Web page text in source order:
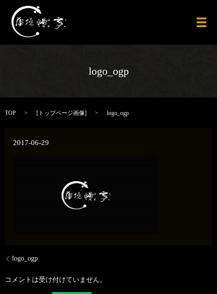
メ
logo_ogp
TOP [ トップページ画像] logo_ogp
2017-06-29
logo_ogp
コメントは受け付けていません。